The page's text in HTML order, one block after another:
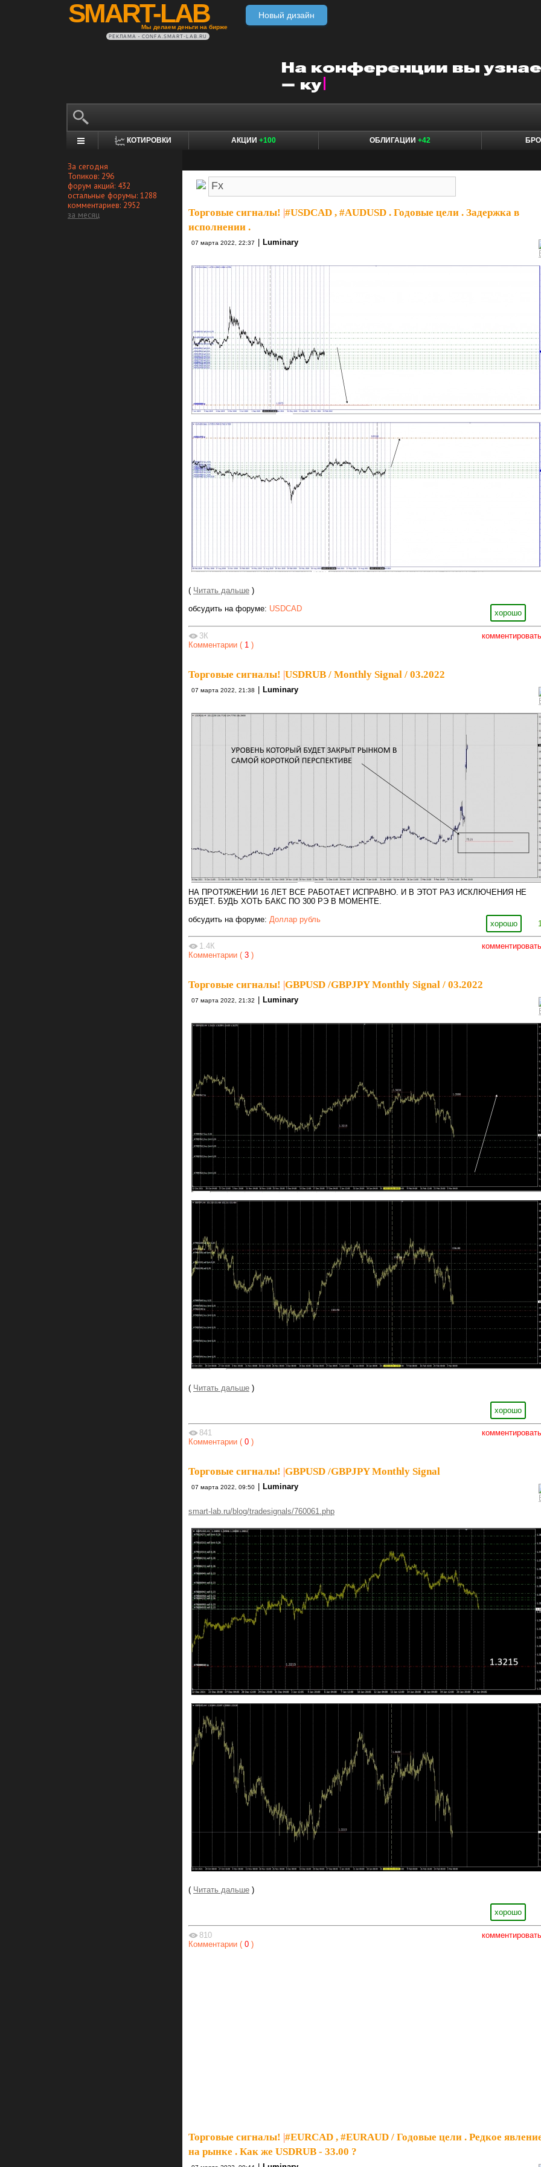
SMART-LAB
Мы делаем деньги на бирже
Новый дизайн
РЕКЛАМА • CONFA.SMART-LAB.RU
КОТИРОВКИ АКЦИИ +100 ОБЛИГАЦИИ +42
За сегодня
Топиков: 296
форум акций: 432
остальные форумы: 1288
комментариев: 2952
за месяц
Торговые сигналы! #USDCAD , #AUDUSD . Годовые цели . Задержка в
исполнении .
07 марта 2022, 22:37 Luminary
( Читать дальше )
хорошо
обсудить на форуме: USDCAD
комментировать
3К
Комментарии ( 1 )
Торговые сигналы! |USDRUB / Monthly Signal / 03.2022
07 марта 2022, 21:38 | Luminary
НА ПРОТЯЖЕНИИ 16 ЛЕТ ВСЕ РАБОТАЕТ ИСПРАВНО. И В ЭТОТ РАЗ ИСКЛЮЧЕНИЯ НЕ
БУДЕТ. БУДЬ ХОТЬ БАКС ПО 300 РЭ В МОМЕНТЕ.
хорошо
обсудить на форуме: Доллар рубль
комментировать
1.4К
Комментарии ( 3 )
Торговые сигналы! |GBPUSD /GBPJPY Monthly Signal / 03.2022
07 марта 2022, 21:32 Luminary
( Читать дальше )
хорошо
комментировать
841
Комментарии ( 0 )
Торговые сигналы! GBPUSD /GBPJPY Monthly Signal
07 марта 2022, 09:50 Luminary
smart-lab.ru/blog/tradesignals/760061.php
( Читать дальше )
хорошо
комментировать
810
Комментарии ( 0 )
Торговые сигналы! |#EURCAD , #EURAUD / Годовые цели . Редкое
на рынке . Как же USDRUB - 33.00 ?